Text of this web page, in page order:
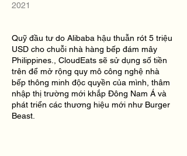
2021
Quỹ đầu tư do Alibaba hậu thuẫn rót 5 triệu
USD cho chuỗi nhà hàng bếp đám mây
Philippines., CloudEats sẽ sử dụng số tiền
trên để mở rộng quy mô công nghệ nhà
bếp thông minh độc quyền của mình, thâm
nhập thị trường mới khắp Đông Nam Á và
phát triển các thương hiệu mới như Burger
Beast.